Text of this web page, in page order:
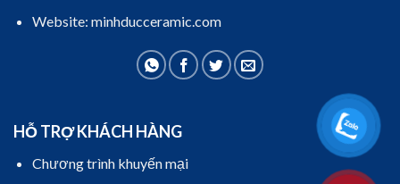
Website: minhducceramic.com
HỖ TRỢ KHÁCH HÀNG
Chương trình khuyến mại